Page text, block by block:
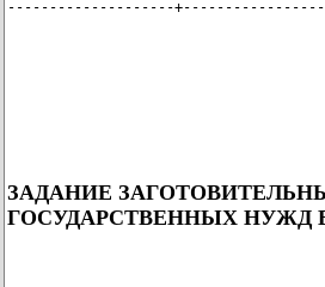
ЗАДАНИЕ
ГОСУДАРСТВЕННЫХ НУЖД